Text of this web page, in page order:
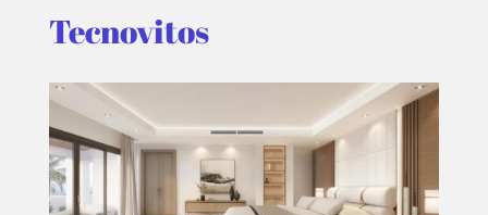
Tecnovitos